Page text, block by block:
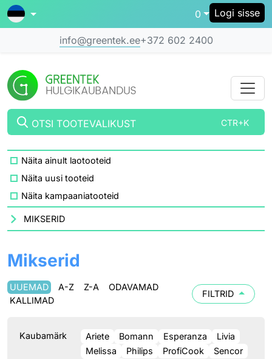
0 Logi sisse
info@greentek.ee+372 602 2400
OTSI TOOTEVALIKUST CTR+K
Näita ainult laotooteid
Näita uusi tooteid
Näita kampaaniatooteid
MIKSERID
Mikserid
UUEMAD A-Z Z-A
ODAVAMAD
KALLIMAD
FILTRID
Kaubamärk Ariete Bomann Esperanza
Livia
Melissa
Philips ProfiCook
Sencor